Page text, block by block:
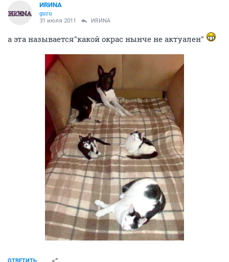
ИRИNА
guru
31 июля 2011 ИRИNА
а эта называется"какой окрас нынче не актуален"